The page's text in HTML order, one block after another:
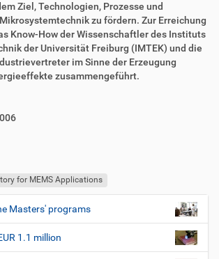
Ziel, Technologien, Prozesse und
zu fördern. Zur Erreichung
Know-How der Wissenschaftler des Instituts
der Universität Freiburg (IMTEK) und die
im Sinne der Erzeugung
zusammengeführt.
for MEMS Applications
Masters' programs
1.1 million